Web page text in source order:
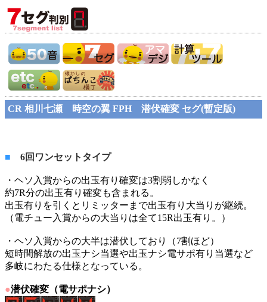
CR 相川七瀬 時空の翼 FPH 潜伏確変 セグ(暫定版)
■ 6回ワンセットタイプ
・ヘソ入賞からの出玉有り確変は3割弱しかなく
約7R分の出玉有り確変も含まれる。
出玉有りを引くとリミッターまで出玉有り大当りが継続。
（電チュー入賞からの大当りは全て15R出玉有り。）
・ヘソ入賞からの大半は潜伏しており（7割ほど）
短時間解放の出玉ナシ当選や出玉ナシ電サポ有り当選など
多岐にわたる仕様となっている。
●潜伏確変（電サポナシ）